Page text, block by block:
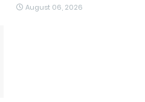
August 06, 2026